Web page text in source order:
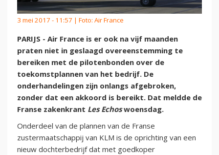
3 mei 2017 - 11:57 | Foto: Air France
PARIJS - Air France is er ook na vijf maanden
praten niet in geslaagd overeenstemming te
bereiken met de pilotenbonden over de
toekomstplannen van het bedrijf. De
onderhandelingen zijn onlangs afgebroken,
zonder dat een akkoord is bereikt. Dat meldde de
Franse zakenkrant Les Echoswoensdag.
Onderdeel van de plannen van de Franse
zustermaatschappij van KLM is de oprichting van een
nieuw dochterbedrijf dat met goedkoper